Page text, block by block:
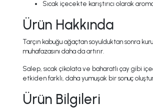
Sıcak içecekte karıştırıcı olarak
Ürün Hakkında
Tarçın kabuğu ağaçtan soyulduktan sonra
muhafazasını daha da artırır.
Salep, sıcak çikolata ve baharatlı çay gibi
etkiden farklı, daha yumuşak bir sonuç
Ürün Bilgileri